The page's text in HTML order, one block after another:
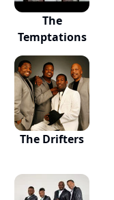
The
Temptations
The Drifters